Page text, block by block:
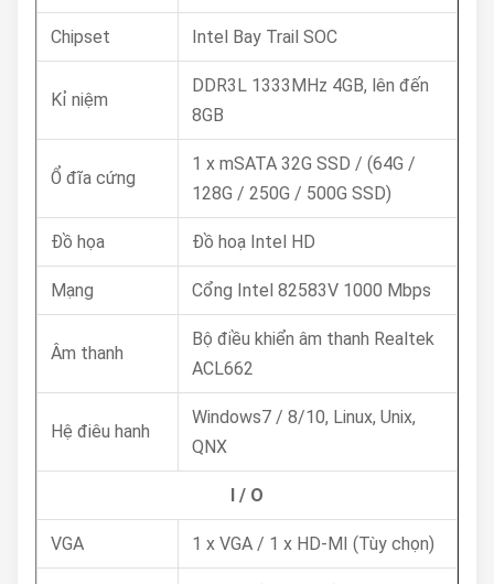
Chipset Intel Bay Trail SOC
Kỉ niệm
DDR3L 1333MHz 4GB, lên đến
8GB
Ổ đĩa cứng
1 x mSATA 32G SSD / (64G /
128G / 250G / 500G SSD)
Đồ họa Đồ hoạ Intel HD
Mạng Cổng Intel 82583V 1000 Mbps
Âm thanh
Bộ điều khiển âm thanh Realtek
ACL662
Hệ điêu hanh
Windows7 / 8/10, Linux, Unix,
QNX
I / O
VGA 1 x VGA / 1 x HD-MI (Tùy chọn)